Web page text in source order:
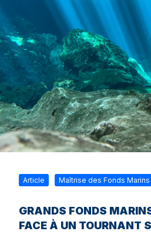
Article Maîtrise des Fonds Marins
GRANDS FONDS
FACE À UN TOURNANT